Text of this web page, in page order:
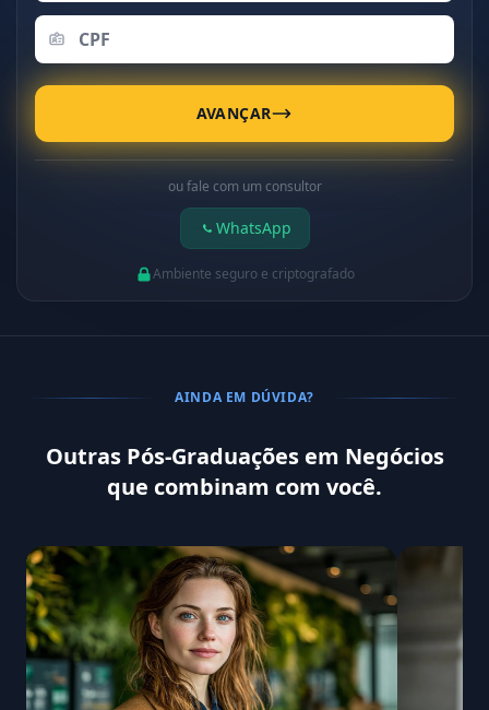
AVANÇAR
ou fale com um consultor
WhatsApp
Ambiente seguro e criptografado
AINDA EM DÚVIDA?
Outras Pós-Graduações em Negócios
que combinam com você.